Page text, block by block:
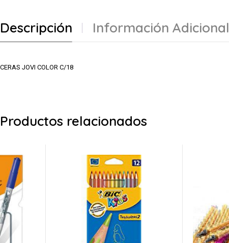
Descripción Información Adicional
CERAS JOVI COLOR C/18
Productos relacionados